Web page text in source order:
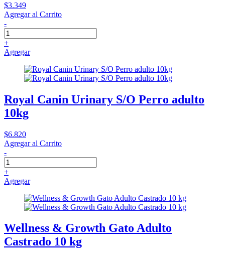
$3.349
Agregar al Carrito
-
+
Agregar
Royal Canin Urinary S/O Perro adulto
10kg
$6.820
Agregar al Carrito
-
+
Agregar
Wellness & Growth Gato Adulto
Castrado 10 kg